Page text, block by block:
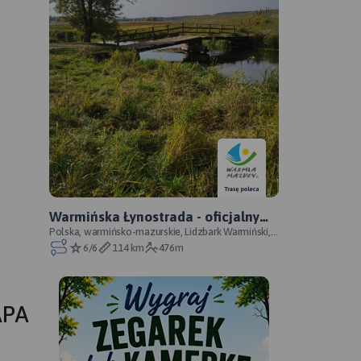
Warmińska Łynostrada - oficjalny
przebieg
Polska, warmińsko-mazurskie, Lidzbark Warmiński,
powiat lidzbarski
6/6 114 km 476m